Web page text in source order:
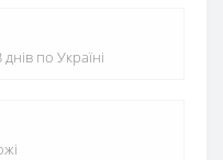
по Україні